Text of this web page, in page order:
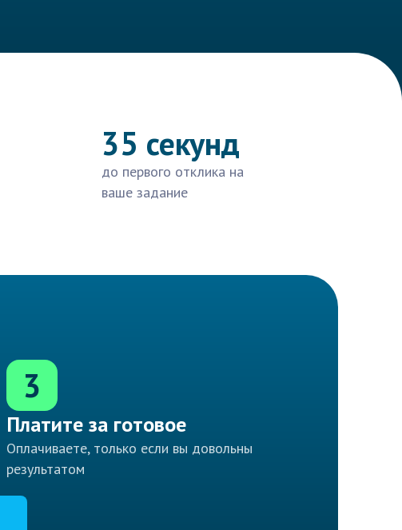
35 секунд
до первого отклика на
ваше задание
3
Платите за готовое
Оплачиваете, только если вы довольны
результатом